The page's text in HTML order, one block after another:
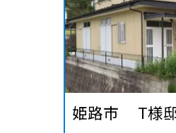
姫路市 T様